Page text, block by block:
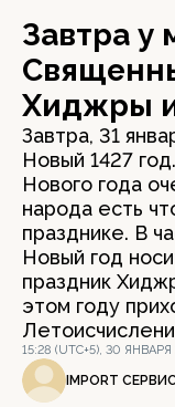
Завтра у
Хиджры
Завтра, 31
Новый 1427
Нового года
народа есть
празднике. В
Новый год
праздник
этом году
15:28 (UTC+5), 30
IMPORT